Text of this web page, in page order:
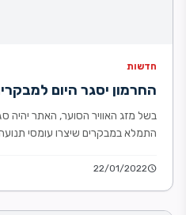
חדשות
החרמון יסגר היום
בשל מזג האוויר הסוער, האתר יהיה
התמלא במבקרים שיצרו עומסי
schedule
22/01/2022